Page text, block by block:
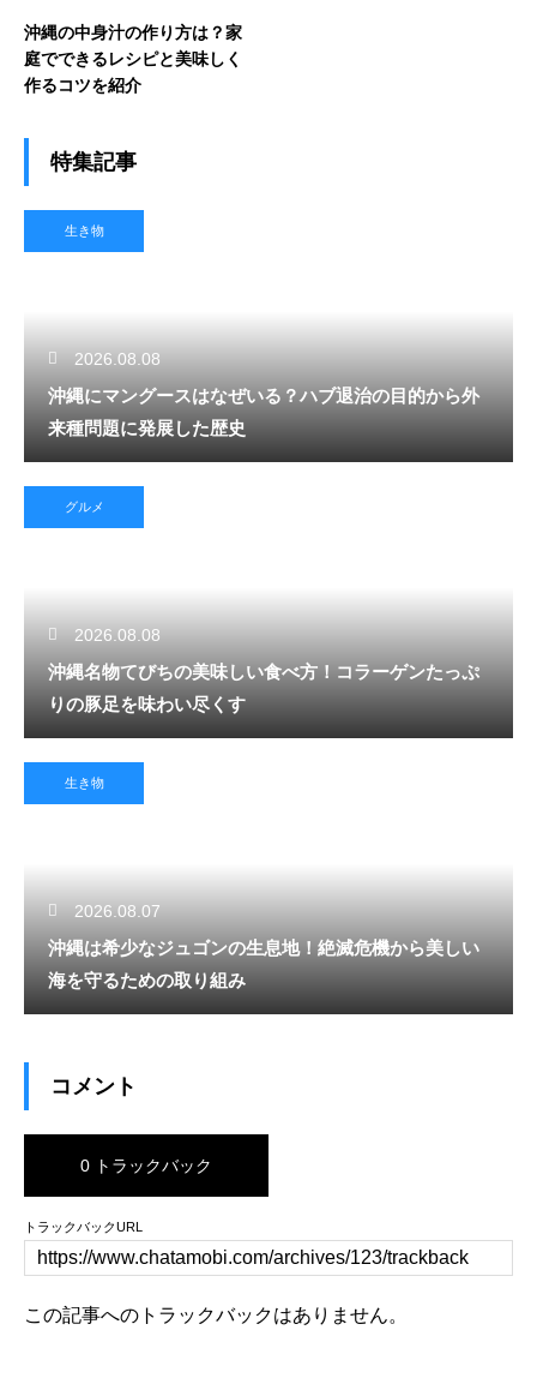
沖縄の中身汁の作り方は？家
庭でできるレシピと美味しく
作るコツを紹介
特集記事
生き物
2026.08.08
沖縄にマングースはなぜいる？ハブ退治の目的から外
来種問題に発展した歴史
グルメ
2026.08.08
沖縄名物てびちの美味しい食べ方！コラーゲンたっぷ
りの豚足を味わい尽くす
生き物
2026.08.07
沖縄は希少なジュゴンの生息地！絶滅危機から美しい
海を守るための取り組み
コメント
0 トラックバック
トラックバックURL
この記事へのトラックバックはありません。